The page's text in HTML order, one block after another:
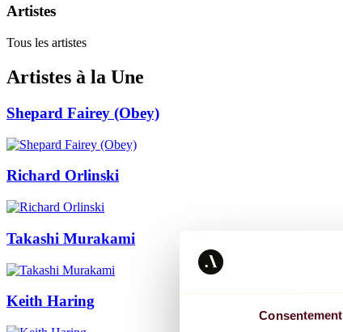
Consentement
Artistes
Tous les artistes
Artistes à la Une
Shepard Fairey (Obey)
Richard Orlinski
Takashi Murakami
Keith Haring